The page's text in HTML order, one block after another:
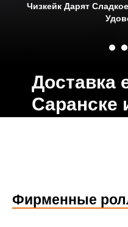
Чизкейк Дарят
Доставка
Саранске
Фирменные